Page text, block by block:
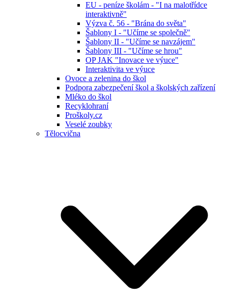
EU - peníze školám - "I na malotřídce
interaktivně"
Výzva č. 56 - "Brána do světa"
Šablony I - "Učíme se společně"
Šablony II - "Učíme se navzájem"
Šablony III - "Učíme se hrou"
OP JAK "Inovace ve výuce"
Interaktivita ve výuce
Ovoce a zelenina do škol
Podpora zabezpečení škol a školských zařízení
Mléko do škol
Recyklohraní
Proškoly.cz
Veselé zoubky
Tělocvična